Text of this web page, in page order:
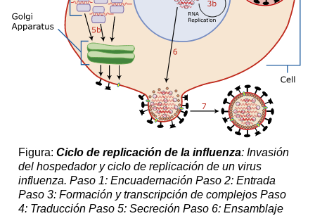
Figura: Ciclo de replicación de la influenza: Invasión
del hospedador y ciclo de replicación de un virus
influenza. Paso 1: Encuadernación Paso 2: Entrada
Paso 3: Formación y transcripción de complejos Paso
4: Traducción Paso 5: Secreción Paso 6: Ensamblaje